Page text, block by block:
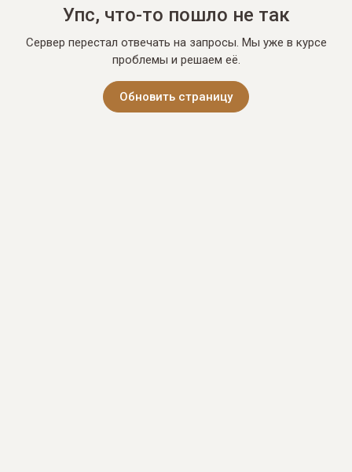
Упс, что-то пошло не так
Сервер перестал отвечать на запросы. Мы уже в курсе
проблемы и решаем её.
Обновить страницу